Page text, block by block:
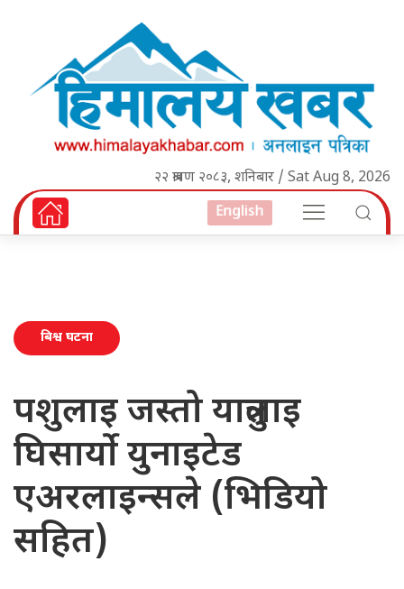
२२ श्रावण २०८३, शनिबार / Sat Aug 8, 2026
English
बिश्व घटना
पशुलाइ जस्तो यात्रुलाइ
घिसार्यो युनाइटेड
एअरलाइन्सले (भिडियो
सहित)